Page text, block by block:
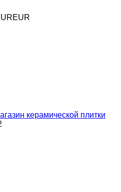
EUR
керамической плитки